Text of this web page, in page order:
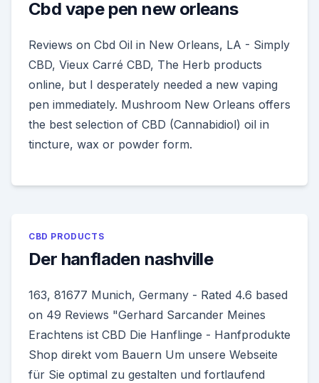
Cbd vape pen new orleans
Reviews on Cbd Oil in New Orleans, LA - Simply
CBD, Vieux Carré CBD, The Herb products
online, but I desperately needed a new vaping
pen immediately. Mushroom New Orleans offers
the best selection of CBD (Cannabidiol) oil in
tincture, wax or powder form.
CBD PRODUCTS
Der hanfladen nashville
163, 81677 Munich, Germany - Rated 4.6 based
on 49 Reviews "Gerhard Sarcander Meines
Erachtens ist CBD Die Hanflinge - Hanfprodukte
Shop direkt vom Bauern Um unsere Webseite
für Sie optimal zu gestalten und fortlaufend